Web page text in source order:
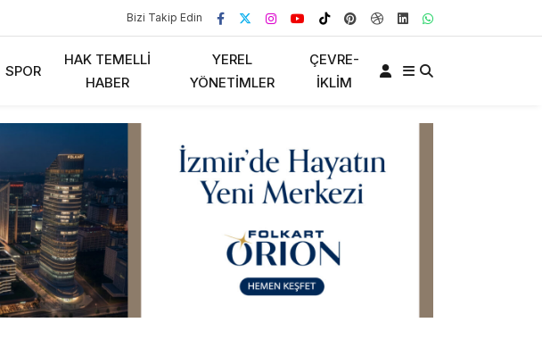
Bizi Takip Edin
SPOR
HAK TEMELLI
HABER
YEREL
YÖNETIMLER
ÇEVRE-
İKLIM